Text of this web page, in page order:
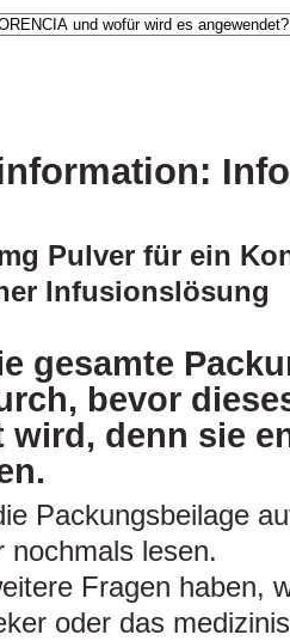
Pulver für ein
Infusionslösung
gesamte
bevor
wird, denn sie
Packungsbeilage
nochmals lesen.
Fragen haben,
oder das